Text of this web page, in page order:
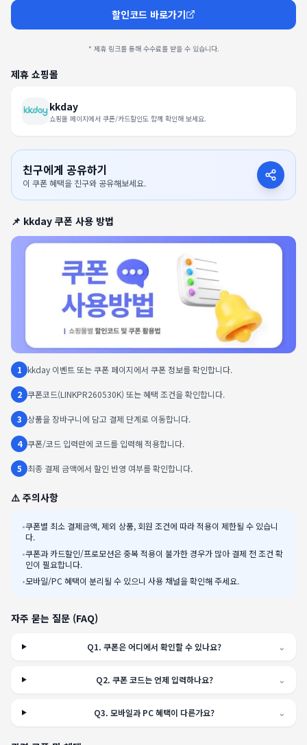
할인코드 바로가기
* 제휴 링크를 통해 수수료를 받을 수 있습니다.
제휴 쇼핑몰
kkday
쇼핑몰 페이지에서 쿠폰/카드할인도 함께 확인해 보세요.
친구에게 공유하기
이 쿠폰 혜택을 친구와 공유해보세요.
📌 kkday 쿠폰 사용 방법
1 kkday 이벤트 또는 쿠폰 페이지에서 쿠폰 정보를 확인합니다.
2 쿠폰코드(LINKPR260530K) 또는 혜택 조건을 확인합니다.
3 상품을 장바구니에 담고 결제 단계로 이동합니다.
4 쿠폰/코드 입력란에 코드를 입력해 적용합니다.
5 최종 결제 금액에서 할인 반영 여부를 확인합니다.
⚠️ 주의사항
•쿠폰별 최소 결제금액, 제외 상품, 회원 조건에 따라 적용이 제한될 수 있습니
다.
•쿠폰과 카드할인/프로모션은 중복 적용이 불가한 경우가 많아 결제 전 조건 확
인이 필요합니다.
•모바일/PC 혜택이 분리될 수 있으니 사용 채널을 확인해 주세요.
자주 묻는 질문 (FAQ)
Q1.쿠폰은 어디에서 확인할 수 있나요? ⌄
Q2. 쿠폰 코드는 언제 입력하나요? ⌄
Q3.모바일과 PC 혜택이 다른가요? ⌄